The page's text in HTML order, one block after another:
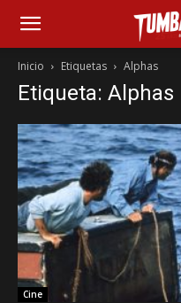
Inicio Etiquetas Alphas
Etiqueta: Alphas
Cine